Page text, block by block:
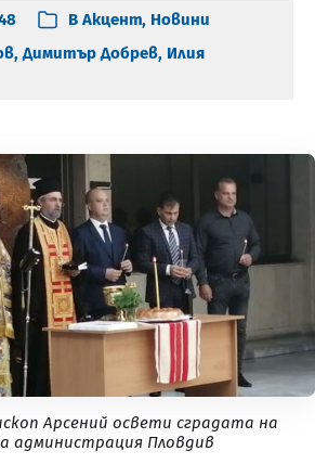
В Акцент, Новини
,Димитър Добрев, Илия
Арсений освети сградата на
администрация Пловдив